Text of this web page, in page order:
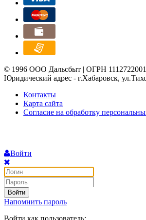
© 1996 ООО Дальсбыт | ОГРН
Юридический адрес - г.Хабаровск,
Контакты
Карта сайта
Согласие на обработку
Войти
Войти
Напомнить пароль
Войти как пользователь: